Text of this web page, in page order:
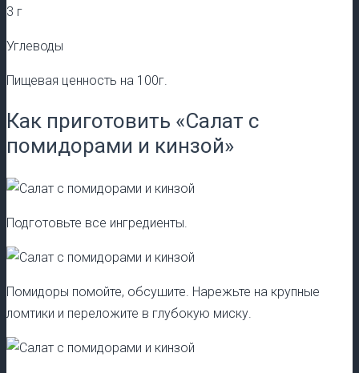
3 г
Углеводы
Пищевая ценность на 100г.
Как приготовить «Салат с
помидорами и кинзой»
Подготовьте все ингредиенты.
Помидоры помойте, обсушите. Нарежьте на крупные
ломтики и переложите в глубокую миску.